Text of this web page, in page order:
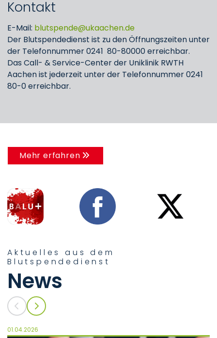
Kontakt
E-Mail: blutspende ukaachende
Der Blutspendedienst ist zu den Öffnungszeiten unter
der Telefonnummer 0241 80-80000 erreichbar.
Das Call- & Service-Center der Uniklinik RWTH
Aachen ist jederzeit unter der Telefonnummer 0241
80-0 erreichbar.
Mehr erfahren
Aktuelles aus dem
Blutspendedienst
News
01.04.2026